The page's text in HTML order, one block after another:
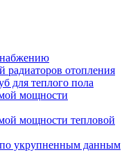
радиаторов отопления
для теплого пола
мощности
мощности тепловой
по укрупненным данным